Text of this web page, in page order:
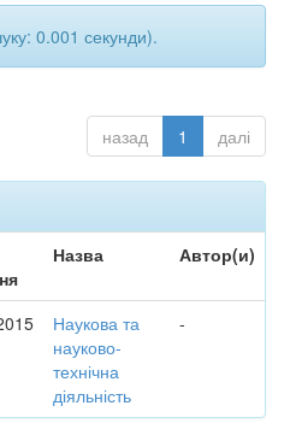
0.001 секунди).
назад 1 далі
Назва Автор(и)
Наукова та
науково-
технічна
діяльність
-